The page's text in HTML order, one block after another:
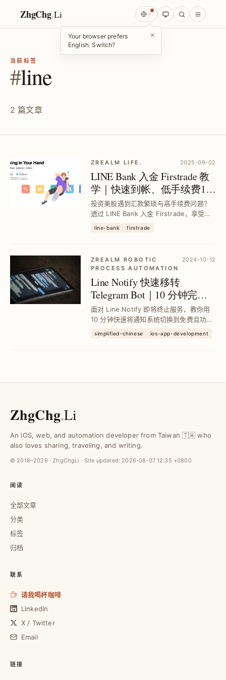
ZhgChg.Li
Your browser prefers
English. Switch?
×
当前标签
#line
2 篇文章
ZREALM LIFE. 2025-09-02
LINE Bank 入金 Firstrade 教
学｜快速到帐、低手续费150
元、帐户升级与手续费补助
申请全攻略
投资美股遇到汇款繁琐与高手续费问题？
透过 LINE Bank 入金 Firstrade，享受手
line-bank firstrade
ZREALM ROBOTIC
PROCESS AUTOMATION
2024-10-12
Line Notify 快速移转
Telegram Bot｜10 分钟完成
个人通知服务切换
面对 Line Notify 即将终止服务，教你用
10 分钟快速将通知系统切换到免费且功能
类、丰富讯息格式与互动指令，提升通知
simplified-chinese ios-app-development
ZhgChg.Li
An iOS, web, and automation developer from Taiwan 🇹🇼 who
also loves sharing, traveling, and writing.
© 2018–2026 · ZhgChgLi · Site updated: 2026-08-07 12:35 +0800
阅读
全部文章
分类
标签
归档
联系
请我喝杯咖啡
LinkedIn
X / Twitter
Email
链接